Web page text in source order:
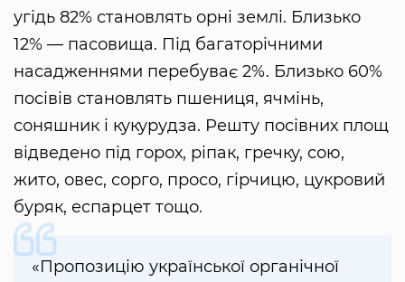
угідь 82% становлять орні землі. Близько
12% — пасовища. Під багаторічними
насадженнями перебуває 2%. Близько 60%
посівів становлять пшениця, ячмінь,
соняшник і кукурудза. Решту посівних площ
відведено під горох, ріпак, гречку, сою,
жито, овес, сорго, просо, гірчицю, цукровий
буряк, еспарцет тощо.
«Пропозицію української органічної